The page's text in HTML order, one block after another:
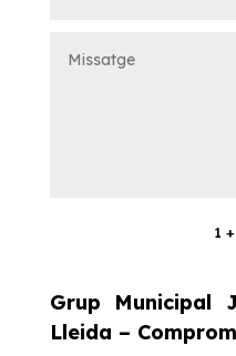
1
Grup Municipal
Lleida –